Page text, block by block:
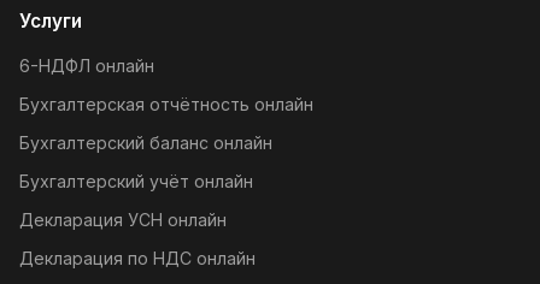
Услуги
6-НДФЛ онлайн
Бухгалтерская отчётность онлайн
Бухгалтерский баланс онлайн
Бухгалтерский учёт онлайн
Декларация УСН онлайн
Декларация по НДС онлайн